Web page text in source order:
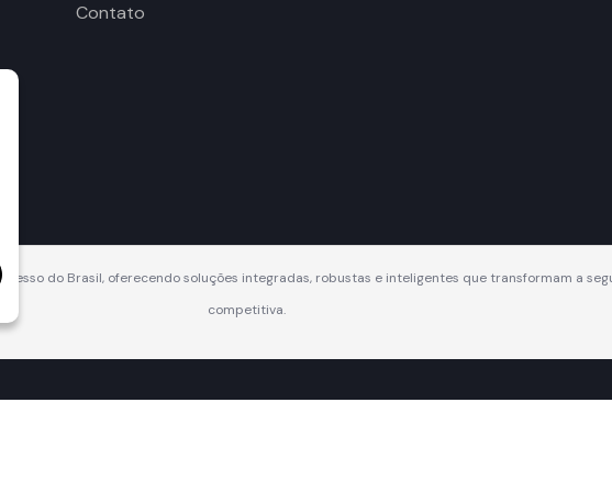
Contato
do Brasil, oferecendo soluções integradas, robustas e inteligentes que transformam a
competitiva.